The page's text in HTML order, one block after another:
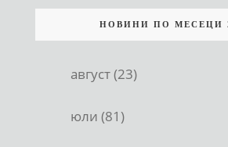
НОВИНИ ПО МЕСЕЦИ
август (23)
юли (81)